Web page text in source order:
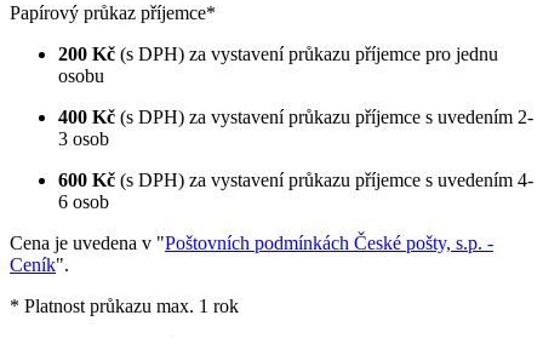
Papírový průkaz příjemce*
200 Kč (s DPH) za vystavení průkazu příjemce pro jednu
osobu
400 Kč (s DPH) za vystavení průkazu příjemce s uvedením 2-
3 osob
600 Kč (s DPH) za vystavení průkazu příjemce s uvedením 4-
6 osob
Cena je uvedena v "Poštovních podmínkách České pošty, s.p. -
Ceník".
* Platnost průkazu max. 1 rok